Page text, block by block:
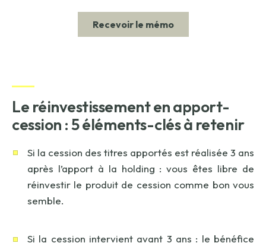
Le réinvestissement en apport-
cession : 5 éléments-clés à retenir
Si la cession des titres apportés est réalisée 3 ans
après l’apport à la holding : vous êtes libre de
réinvestir le produit de cession comme bon vous
semble.
Si la cession intervient avant 3 ans : le bénéfice